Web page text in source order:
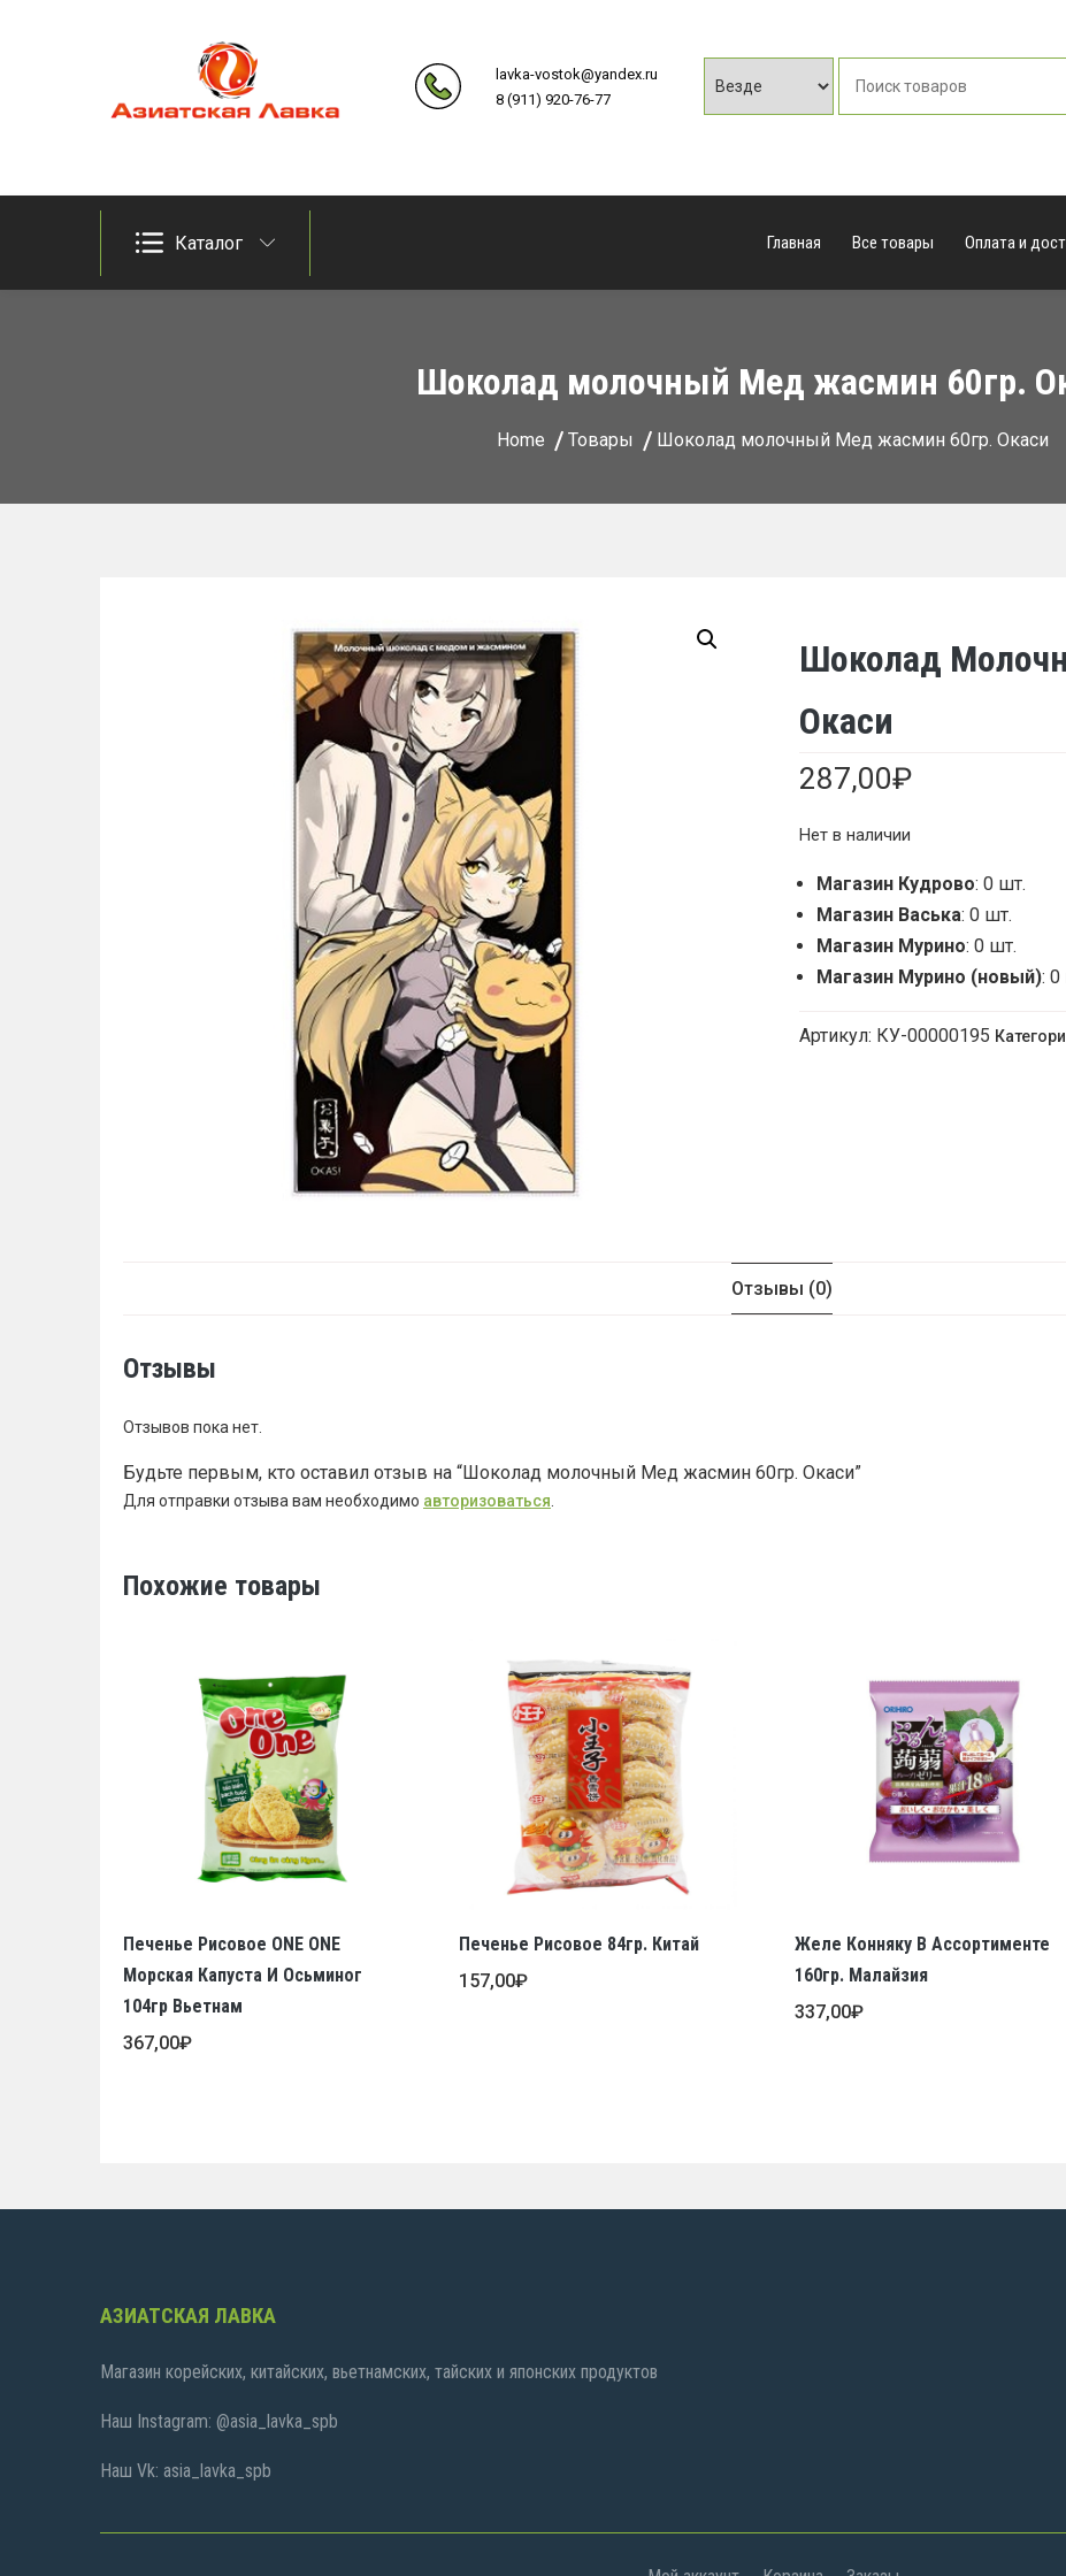
lavka-vostok@yandex.ru
8 (911) 920-76-77
Каталог Главная Все товары Оплата и
Шоколад молочный Мед жасмин 60гр.
Home Товары Шоколад молочный Мед жасмин 60гр. Окаси
Шоколад
Окаси
287,00₽
Нет в наличии
Магазин Кудрово: 0 шт.
Магазин Васька: 0 шт.
Магазин Мурино: 0 шт.
Магазин Мурино (новый): 0
Артикул: КУ-00000195
Отзывы (0)
Отзывы
Отзывов пока нет.
Будьте первым, кто оставил отзыв на “Шоколад молочный Мед жасмин 60гр. Окаси”
Для отправки отзыва вам необходимо авторизоваться
Похожие товары
Печенье Рисовое ONE ONE
Морская Капуста И Осьминог
104гр Вьетнам
367,00₽
Печенье Рисовое 84гр. Китай
157,00₽
Желе Конняку В Ассортименте
160гр. Малайзия
337,00₽
АЗИАТСКАЯ ЛАВКА
Магазин корейских, китайских, вьетнамских, тайских и японских продуктов
Наш Instagram: @asia_lavka_spb
Наш Vk: asia_lavka_spb